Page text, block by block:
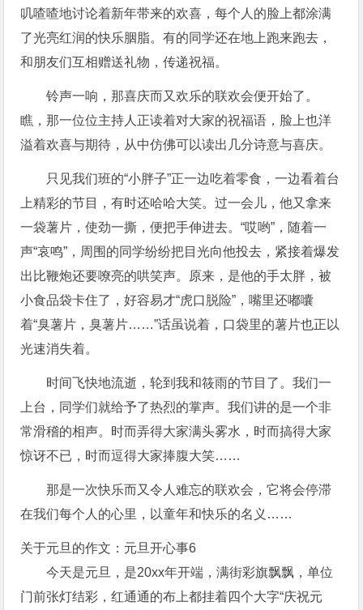
叽喳喳地讨论着新年带来的欢喜，每个人的脸上都涂满
了光亮红润的快乐胭脂。有的同学还在地上跑来跑去，
和朋友们互相赠送礼物，传递祝福。
铃声一响，那喜庆而又欢乐的联欢会便开始了。
瞧，那一位位主持人正读着对大家的祝福语，脸上也洋
溢着欢喜与期待，从中仿佛可以读出几分诗意与喜庆。
只见我们班的“小胖子”正一边吃着零食，一边看着台
上精彩的节目，有时还哈哈大笑。过一会儿，他又拿来
一袋薯片，使劲一撕，便把手伸进去。“哎哟”，随着一
声“哀鸣”，周围的同学纷纷把目光向他投去，紧接着爆发
出比鞭炮还要嘹亮的哄笑声。原来，是他的手太胖，被
小食品袋卡住了，好容易才“虎口脱险”，嘴里还嘟囔
着“臭薯片，臭薯片……”话虽说着，口袋里的薯片也正以
光速消失着。
时间飞快地流逝，轮到我和筱雨的节目了。我们一
上台，同学们就给予了热烈的掌声。我们讲的是一个非
常滑稽的相声。时而弄得大家满头雾水，时而搞得大家
惊讶不已，时而逗得大家捧腹大笑……
那是一次快乐而又令人难忘的联欢会，它将会停滞
在我们每个人的心里，以童年和快乐的名义……
关于元旦的作文：元旦开心事6
今天是元旦，是20xx年开端，满街彩旗飘飘，单位
门前张灯结彩，红通通的布上都挂着四个大字“庆祝元